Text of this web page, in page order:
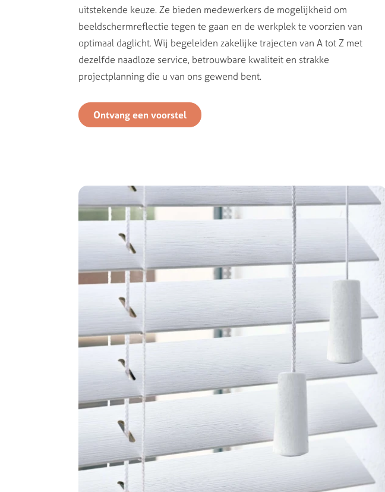
uitstekende keuze. Ze bieden medewerkers de mogelijkheid om
beeldschermreflectie tegen te gaan en de werkplek te voorzien van
optimaal daglicht. Wij begeleiden zakelijke trajecten van A tot Z met
dezelfde naadloze service, betrouwbare kwaliteit en strakke
projectplanning die u van ons gewend bent.
Ontvang een voorstel